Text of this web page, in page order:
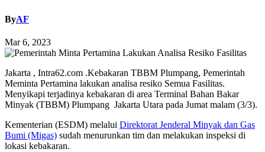
ByAF
Mar 6, 2023
Jakarta , Intra62.com .Kebakaran TBBM Plumpang, Pemerintah
Meminta Pertamina lakukan analisa resiko Semua Fasilitas.
Menyikapi terjadinya kebakaran di area Terminal Bahan Bakar
Minyak (TBBM) Plumpang Jakarta Utara pada Jumat malam (3/3).
Kementerian (ESDM) melalui Direktorat Jenderal Minyak dan Gas
Bumi (Migas) sudah menurunkan tim dan melakukan inspeksi di
lokasi kebakaran.